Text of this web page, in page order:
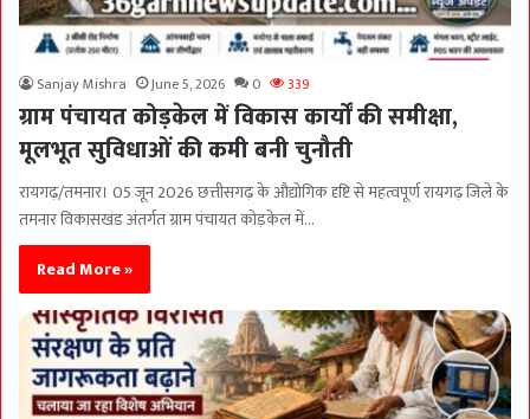
Sanjay Mishra June 5, 2026 0 339
ग्राम पंचायत कोड़केल में विकास कार्यों की समीक्षा,
मूलभूत सुविधाओं की कमी बनी चुनौती
रायगढ़/तमनार। 05 जून 2026 छत्तीसगढ़ के औद्योगिक दृष्टि से महत्वपूर्ण रायगढ़ जिले के
तमनार विकासखंड अंतर्गत ग्राम पंचायत कोड़केल में…
Read More »